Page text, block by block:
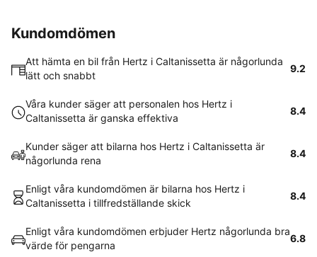
Kundomdömen
Att hämta en bil från Hertz i Caltanissetta är någorlunda
lätt och snabbt
9.2
Våra kunder säger att personalen hos Hertz i
Caltanissetta är ganska effektiva
8.4
Kunder säger att bilarna hos Hertz i Caltanissetta är
någorlunda rena
8.4
Enligt våra kundomdömen är bilarna hos Hertz i
Caltanissetta i tillfredställande skick
8.4
Enligt våra kundomdömen erbjuder Hertz någorlunda bra
värde för pengarna
6.8